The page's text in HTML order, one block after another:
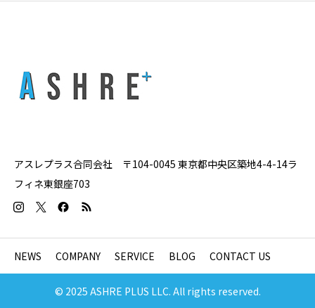
アスレプラス合同会社 〒104-0045 東京都中央区築地4-4-14ラ
フィネ東銀座703
NEWS COMPANY SERVICE BLOG CONTACT US
© 2025 ASHRE PLUS LLC. All rights reserved.